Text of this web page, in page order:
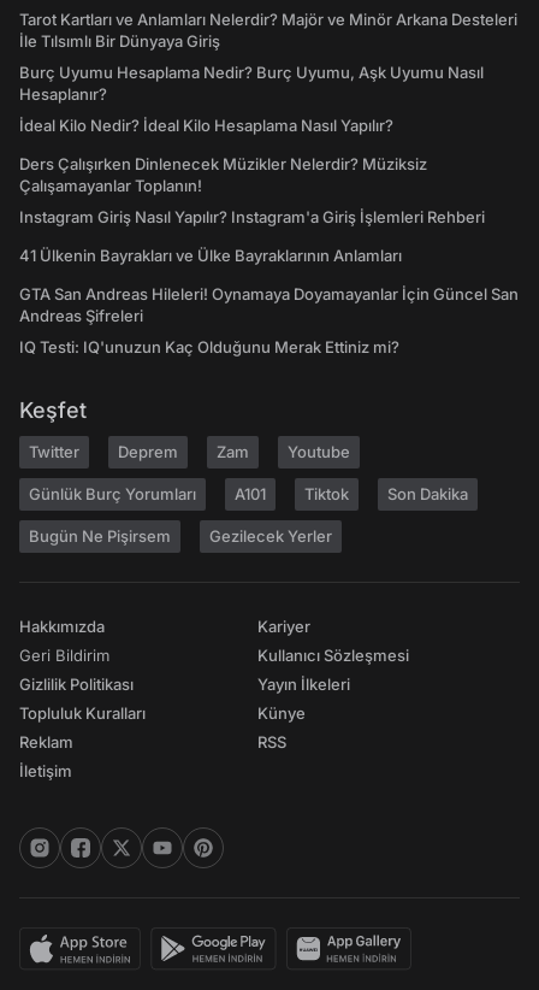
Tarot Kartları ve Anlamları Nelerdir? Majör ve Minör Arkana Desteleri
İle Tılsımlı Bir Dünyaya Giriş
Burç Uyumu Hesaplama Nedir? Burç Uyumu, Aşk Uyumu Nasıl
Hesaplanır?
İdeal Kilo Nedir? İdeal Kilo Hesaplama Nasıl Yapılır?
Ders Çalışırken Dinlenecek Müzikler Nelerdir? Müziksiz
Çalışamayanlar Toplanın!
Instagram Giriş Nasıl Yapılır? Instagram'a Giriş İşlemleri Rehberi
41 Ülkenin Bayrakları ve Ülke Bayraklarının Anlamları
GTA San Andreas Hileleri! Oynamaya Doyamayanlar İçin Güncel San
Andreas Şifreleri
IQ Testi: IQ'unuzun Kaç Olduğunu Merak Ettiniz mi?
Keşfet
Twitter Deprem Zam Youtube
Günlük Burç Yorumları A101 Tiktok Son Dakika
Bugün Ne Pişirsem Gezilecek Yerler
Hakkımızda
Geri Bildirim
Gizlilik Politikası
Topluluk Kuralları
Reklam
İletişim
Kariyer
Kullanıcı Sözleşmesi
Yayın İlkeleri
Künye
RSS